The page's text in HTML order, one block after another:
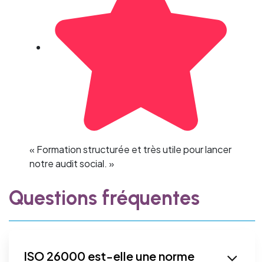
« Formation structurée et très utile pour lancer
notre audit social. »
Questions fréquentes
ISO 26000 est-elle une norme